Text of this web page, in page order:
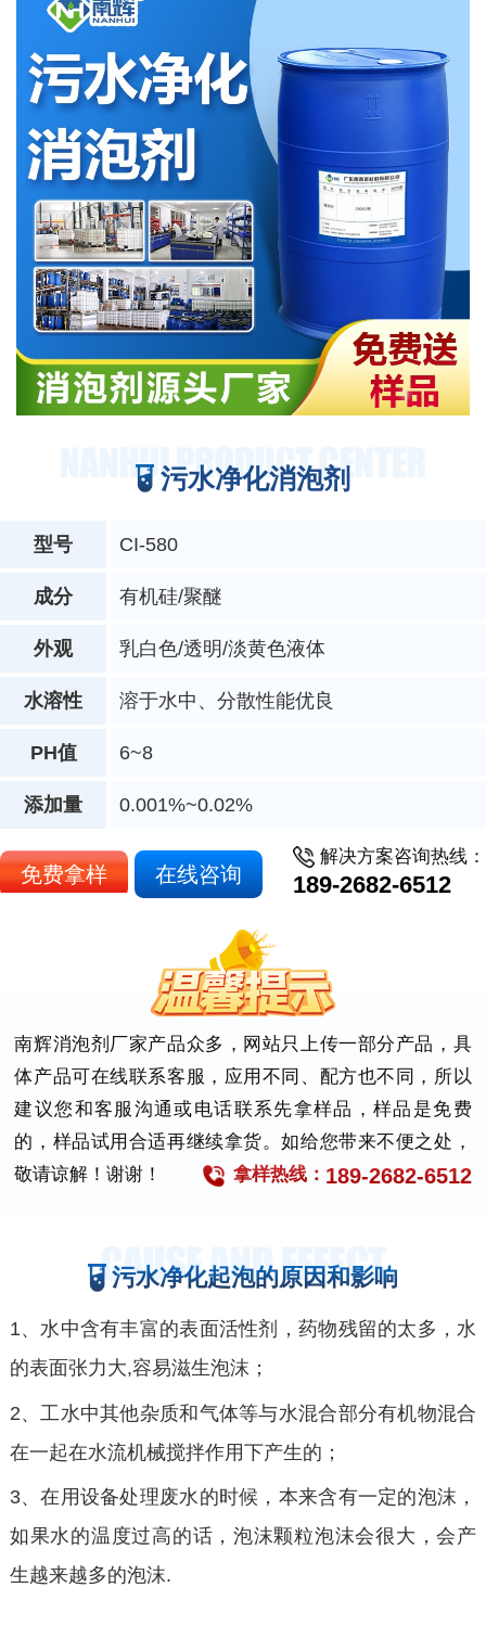
污水净化消泡剂
型号 CI-580
成分 有机硅/聚醚
外观 乳白色/透明/淡黄色液体
水溶性 溶于水中、分散性能优良
PH值 6~8
添加量 0.001%~0.02%
免费拿样 在线咨询
解决方案咨询热线：
189-2682-6512
南辉消泡剂厂家产品众多，网站只上传一部分产品，具
体产品可在线联系客服，应用不同、配方也不同，所以
建议您和客服沟通或电话联系先拿样品，样品是免费
的，样品试用合适再继续拿货。如给您带来不便之处，
敬请谅解！谢谢！
拿样热线： 189-2682-6512
污水净化起泡的原因和影响
1、水中含有丰富的表面活性剂，药物残留的太多，水
的表面张力大,容易滋生泡沫；
2、工水中其他杂质和气体等与水混合部分有机物混合
在一起在水流机械搅拌作用下产生的；
3、在用设备处理废水的时候，本来含有一定的泡沫，
如果水的温度过高的话，泡沫颗粒泡沫会很大，会产
生越来越多的泡沫.